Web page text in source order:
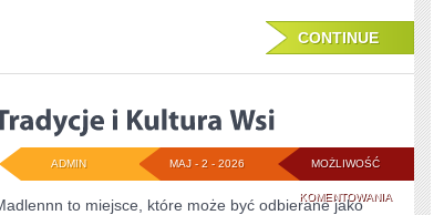
CONTINUE
MOŻLIWOŚĆ
KOMENTOWANIATRADYCJE
MAJ - 2 - 2026
ADMIN
to miejsce, które może być odbierane jako